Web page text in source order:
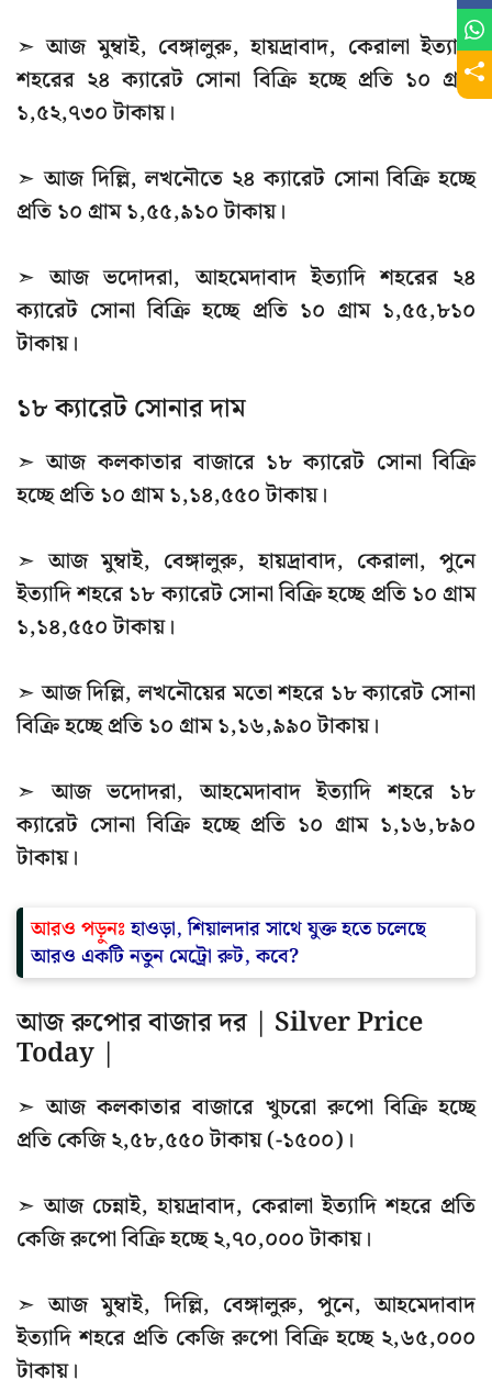
➣ আজ মুম্বাই, বেঙ্গালুরু, হায়দ্রাবাদ, কেরালা ইত্যাদি
শহরের ২৪ ক্যারেট সোনা বিক্রি হচ্ছে প্রতি ১০ গ্রাম
১,৫২,৭৩০ টাকায়।
➣ আজ দিল্লি, লখনৌতে ২৪ ক্যারেট সোনা বিক্রি হচ্ছে
প্রতি ১০ গ্রাম ১,৫৫,৯১০ টাকায়।
➣ আজ ভদোদরা, আহমেদাবাদ ইত্যাদি শহরের ২৪
ক্যারেট সোনা বিক্রি হচ্ছে প্রতি ১০ গ্রাম ১,৫৫,৮১০
টাকায়।
১৮ ক্যারেট সোনার দাম
➣ আজ কলকাতার বাজারে ১৮ ক্যারেট সোনা বিক্রি
হচ্ছে প্রতি ১০ গ্রাম ১,১৪,৫৫০ টাকায়।
➣ আজ মুম্বাই, বেঙ্গালুরু, হায়দ্রাবাদ, কেরালা, পুনে
ইত্যাদি শহরে ১৮ ক্যারেট সোনা বিক্রি হচ্ছে প্রতি ১০ গ্রাম
১,১৪,৫৫০ টাকায়।
➣ আজ দিল্লি, লখনৌয়ের মতো শহরে ১৮ ক্যারেট সোনা
বিক্রি হচ্ছে প্রতি ১০ গ্রাম ১,১৬,৯৯০ টাকায়।
➣ আজ ভদোদরা, আহমেদাবাদ ইত্যাদি শহরে ১৮
ক্যারেট সোনা বিক্রি হচ্ছে প্রতি ১০ গ্রাম ১,১৬,৮৯০
টাকায়।
আরও পড়ুনঃহাওড়া, শিয়ালদার সাথে যুক্ত হতে চলেছে
আরও একটি নতুন মেট্রো রুট, কবে?
আজ রুপোর বাজার দর | Silver Price
Today |
➣ আজ কলকাতার বাজারে খুচরো রুপো বিক্রি হচ্ছে
প্রতি কেজি ২,৫৮,৫৫০ টাকায় (-১৫০০)।
➣ আজ চেন্নাই, হায়দ্রাবাদ, কেরালা ইত্যাদি শহরে প্রতি
কেজি রুপো বিক্রি হচ্ছে ২,৭০,০০০ টাকায়।
➣ আজ মুম্বাই, দিল্লি, বেঙ্গালুরু, পুনে, আহমেদাবাদ
ইত্যাদি শহরে প্রতি কেজি রুপো বিক্রি হচ্ছে ২,৬৫,০০০
টাকায়।